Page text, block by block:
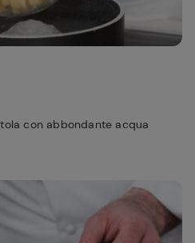
con abbondante acqua